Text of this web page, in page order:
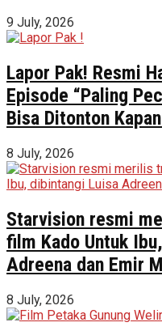
9 July, 2026
Lapor Pak! Resmi
Episode “Paling
Bisa Ditonton
8 July, 2026
Starvision resmi
film Kado Untuk
Adreena dan Emir
8 July, 2026